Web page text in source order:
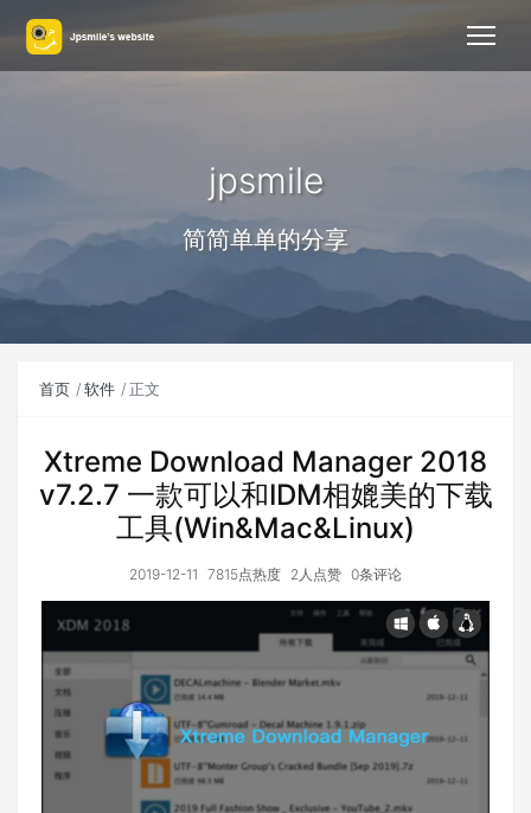
jpsmile
简简单单的分享
首页 软件 正文
Xtreme Download Manager 2018
v7.2.7 一款可以和IDM相媲美的下载
工具(Win&Mac&Linux)
2019-12-11 7815点热度 2人点赞 0条评论